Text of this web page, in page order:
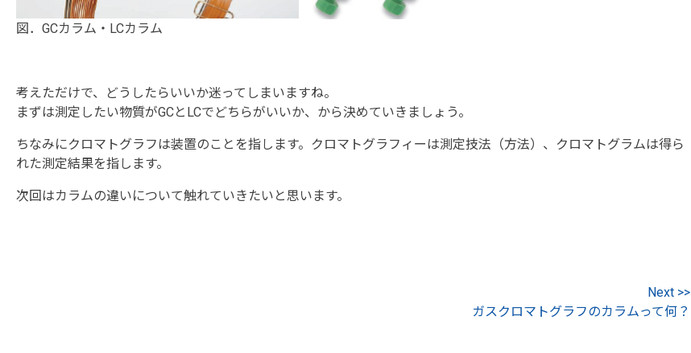
図．GCカラム・LCカラム
考えただけで、どうしたらいいか迷ってしまいますね。
まずは測定したい物質がGCとLCでどちらがいいか、から決めていきましょう。
ちなみにクロマトグラフは装置のことを指します。クロマトグラフィーは測定技法（方法）、クロマトグラムは得ら
れた測定結果を指します。
次回はカラムの違いについて触れていきたいと思います。
Next >>
ガスクロマトグラフのカラムって何？